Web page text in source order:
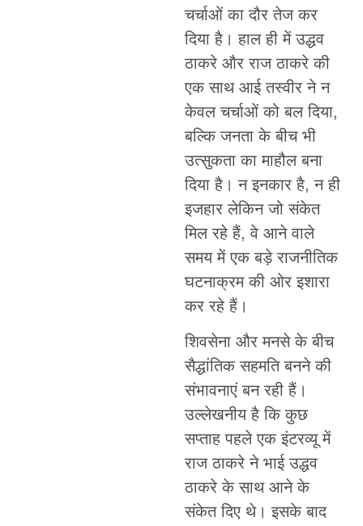
चर्चाओं का दौर तेज कर
दिया है। हाल ही में उद्धव
ठाकरे और राज ठाकरे की
एक साथ आई तस्वीर ने न
केवल चर्चाओं को बल दिया,
बल्कि जनता के बीच भी
उत्सुकता का माहौल बना
दिया है। न इनकार है, न ही
इजहार लेकिन जो संकेत
मिल रहे हैं, वे आने वाले
समय में एक बड़े राजनीतिक
घटनाक्रम की ओर इशारा
कर रहे हैं।
शिवसेना और मनसे के बीच
सैद्धांतिक सहमति बनने की
संभावनाएं बन रही हैं।
उल्लेखनीय है कि कुछ
सप्ताह पहले एक इंटरव्यू में
राज ठाकरे ने भाई उद्धव
ठाकरे के साथ आने के
संकेत दिए थे। इसके बाद